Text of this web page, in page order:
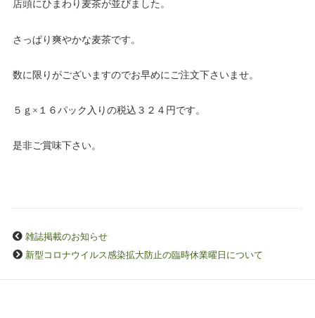
店頭にひまわり麦茶が並びました。
さっぱり爽やかな麦茶です。
数に限りがございますのでお早めにご注文下さいませ。
５ｇ×１６パック入りの税込３２４円です。
是非ご賞味下さい。
雑誌掲載のお知らせ
新型コロナウイルス感染拡大防止の臨時休業曜日について